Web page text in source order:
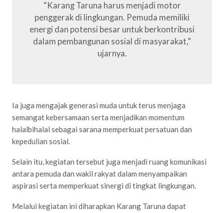
“Karang Taruna harus menjadi motor
penggerak di lingkungan. Pemuda memiliki
energi dan potensi besar untuk berkontribusi
dalam pembangunan sosial di masyarakat,”
ujarnya.
Ia juga mengajak generasi muda untuk terus menjaga
semangat kebersamaan serta menjadikan momentum
halalbihalal sebagai sarana memperkuat persatuan dan
kepedulian sosial.
Selain itu, kegiatan tersebut juga menjadi ruang komunikasi
antara pemuda dan wakil rakyat dalam menyampaikan
aspirasi serta memperkuat sinergi di tingkat lingkungan.
Melalui kegiatan ini diharapkan Karang Taruna dapat